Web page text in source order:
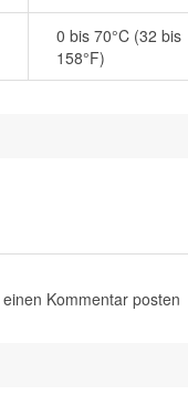
0 bis 70°C (32 bis
158°F)
einen Kommentar posten